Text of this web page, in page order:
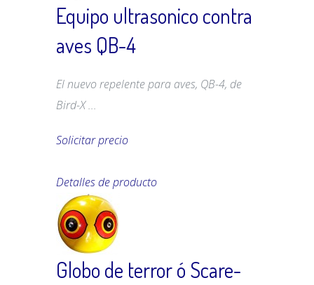
Equipo ultrasonico contra
aves QB-4
El nuevo repelente para aves, QB-4, de
Bird-X ...
Solicitar precio
Detalles de producto
Globo de terror ó Scare-